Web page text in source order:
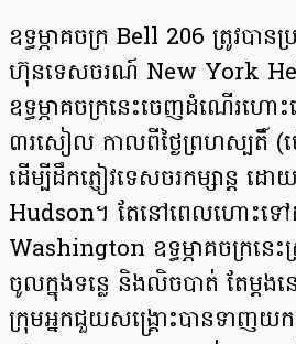
ឧទ្ធម្ភាគចក្រ Bell 206 ត្រូវបាន
ហ៊ុនទេសចរណ៍ New York
ឧទ្ធម្ភាគចក្រនេះចេញដំណើរហ
៣រសៀល កាលពីថ្ងៃព្រហស្បតិ៍ (
ដើម្បីដឹកភ្ញៀវទេសចរកម្សាន្ត ដ
Hudson។ តែនៅពេលហោះទៅ
Washington ឧទ្ធម្ភាគចក្រនេះ
ចូលក្នុងទន្លេ និងលិចបាត់ តែម្ដង
ក្រុមអ្នកជួយសង្រ្គោះបានទាញយ